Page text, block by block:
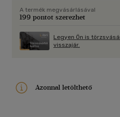
A termék megvásárlásával
199 pontot szerezhet
Legyen Ön is
visszajár.
Azonnal letölthető